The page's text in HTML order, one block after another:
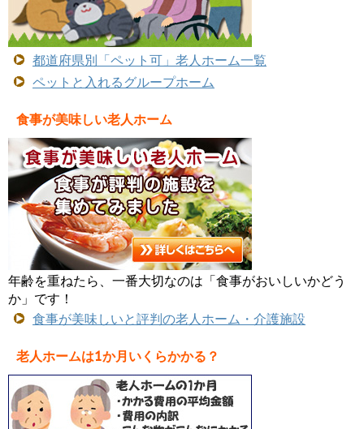
都道府県別「ペット可」老人ホーム一覧
ペットと入れるグループホーム
食事が美味しい老人ホーム
年齢を重ねたら、一番大切なのは「食事がおいしいかどう
か」です！
食事が美味しいと評判の老人ホーム・介護施設
老人ホームは1か月いくらかかる？